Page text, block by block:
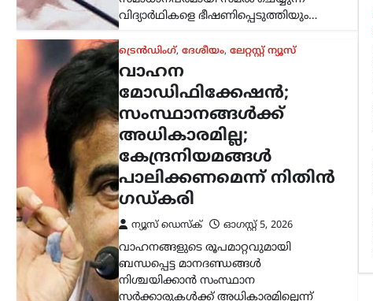
ഇക്കാര്യത്തിൽ കേന്ദ്രസർക്കാർ
നിശ്ചയിച്ച കർശന…
ട്രെൻഡിംഗ്, ദേശീയം, ലേറ്റസ്റ്റ് ന്യൂസ്
ശ്രീരാമന്റെ പേരിൽ
ജനങ്ങളിൽ നിന്ന്
ലഭിക്കുന്ന
വിശ്വാസത്തെ ബിജെപി
ദുരുപയോഗം ചെയ്യുന്നു;
രാജ്യത്ത് ഏറ്റവും വലിയ
പാപം
ചെയ്തിരിക്കുന്നത്
ബിജെപി: അഖിലേഷ്
യാദവ്
ന്യൂസ് ഡെസ്ക് ഓഗസ്റ്റ്‌ 5, 2026